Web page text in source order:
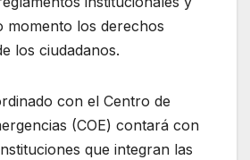
momento los derechos
los ciudadanos.
con el Centro de
(COE) contará con
que integran las